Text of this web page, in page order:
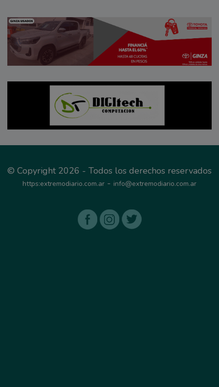
© Copyright 2026 - Todos los derechos reservados
https:extremodiario.com.ar - info@extremodiario.com.ar